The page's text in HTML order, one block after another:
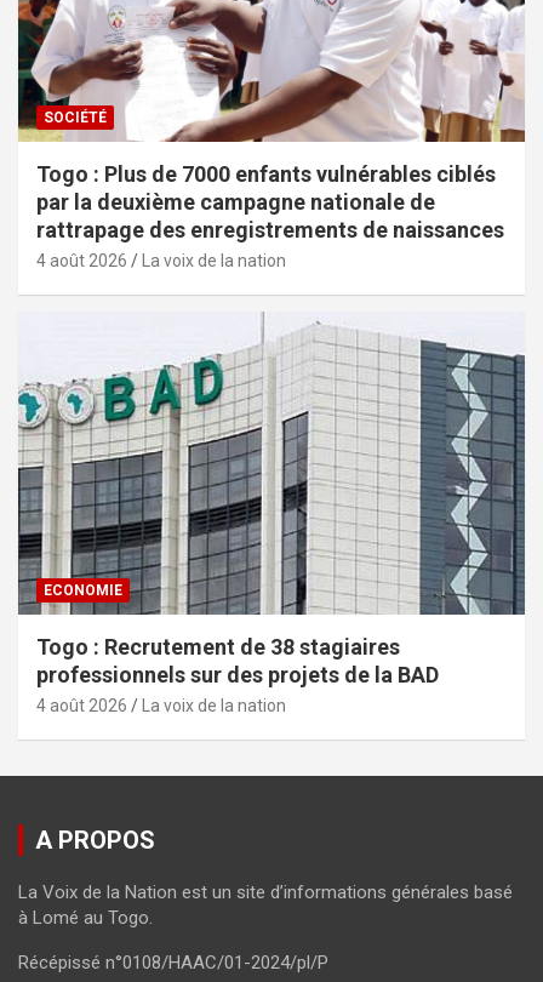
SOCIÉTÉ
Togo : Plus de 7000 enfants vulnérables ciblés
par la deuxième campagne nationale de
rattrapage des enregistrements de naissances
4 août 2026 La voix de la nation
ECONOMIE
Togo : Recrutement de 38 stagiaires
professionnels sur des projets de la BAD
4 août 2026 La voix de la nation
A PROPOS
La Voix de la Nation est un site d’informations générales basé
à Lomé au Togo.
Récépissé n°0108/HAAC/01-2024/pl/P